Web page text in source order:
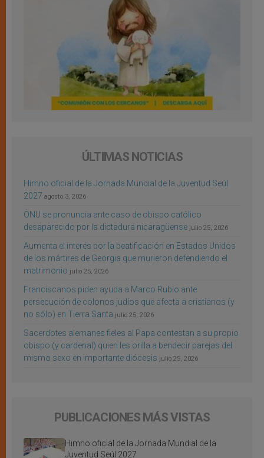
ÚLTIMAS NOTICIAS
Himno oficial de la Jornada Mundial de la Juventud Seúl
2027 agosto 3, 2026
ONU se pronuncia ante caso de obispo católico
desaparecido por la dictadura nicaragüense julio 25, 2026
Aumenta el interés por la beatificación en Estados Unidos
de los mártires de Georgia que murieron defendiendo el
matrimonio julio 25, 2026
Franciscanos piden ayuda a Marco Rubio ante
persecución de colonos judíos que afecta a cristianos (y
no sólo) en Tierra Santa julio 25, 2026
Sacerdotes alemanes fieles al Papa contestan a su propio
obispo (y cardenal) quien les orilla a bendecir parejas del
mismo sexo en importante diócesis julio 25, 2026
PUBLICACIONES MÁS VISTAS
Himno oficial de la Jornada Mundial de la
Juventud Seúl 2027